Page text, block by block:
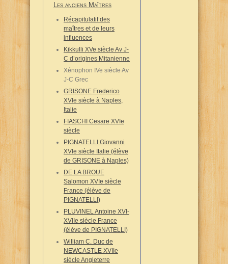
Les anciens Maîtres
Récapitulatif des
maîtres et de leurs
influences
Kikkulli XVe siècle Av J-
C d’origines Mitanienne
Xénophon IVe siècle Av
J-C Grec
GRISONE Frederico
XVIe siècle à Naples,
Italie
FIASCHI Cesare XVIe
siècle
PIGNATELLI Giovanni
XVIe siècle Italie (élève
de GRISONE à Naples)
DE LA BROUE
Salomon XVIe siècle
France (élève de
PIGNATELLI)
PLUVINEL Antoine XVI-
XVIIe siècle France
(élève de PIGNATELLI)
William C. Duc de
NEWCASTLE XVIIe
siècle Angleterre